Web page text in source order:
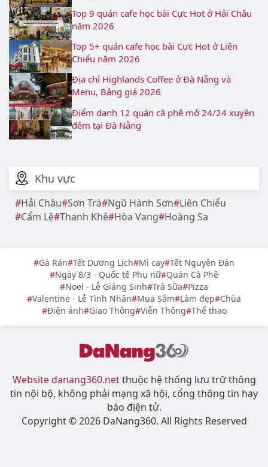
Khu vực
Hải Châu Sơn Trà Ngũ Hành Sơn Liên Chiểu
Cẩm Lệ Thanh Khê Hòa Vang Hoàng Sa
Top 9 quán cafe học bài Cực Hot ở Hải Châu
năm 2026
Top 5+ quán cafe học bài Cực Hot ở Liên
Chiểu năm 2026
Địa chỉ Highlands Coffee ở Đà Nẵng và
Menu, Bảng giá 2026
Điểm danh 12 quán cà phê mở 24/24 xuyên
đêm tại Đà Nẵng
Gà Rán Tết Dương Lịch Mì cay Tết Nguyên Đán
Ngày 8/3 - Quốc tế Phụ nữ Quán Cà Phê
Noel - Lễ Giáng Sinh Trà Sữa Pizza
Valentine - Lễ Tình Nhân Mua Sắm Làm đẹp Chùa
Điện ảnh Giao Thông Viễn Thông Thể thao
Website danang360.netthuộc hệ thống lưu trữ thông
tin nội bộ, không phải mạng xã hội, cổng thông tin hay
báo điện tử.
Copyright © 2026 DaNang360. All Rights Reserved